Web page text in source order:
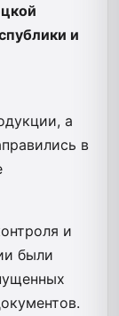
и
а
в
и
были